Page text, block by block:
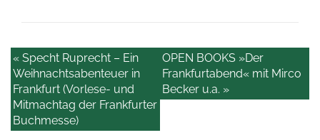
OPEN BOOKS »Der
Frankfurtabend« mit Mirco
Becker u.a. »
« Specht Ruprecht – Ein
Weihnachtsabenteuer in
Frankfurt (Vorlese- und
Mitmachtag der Frankfurter
Buchmesse)